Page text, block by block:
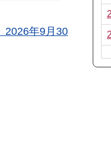
2026年9月30